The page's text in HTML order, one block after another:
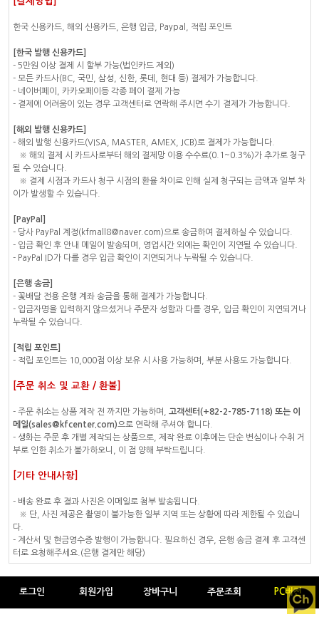
한국 신용카드, 해외 신용카드, 은행 입금, Paypal, 적립 포인트
[한국 발행 신용카드]
- 5만원 이상 결제 시 할부 가능(법인카드 제외)
- 모든 카드사(BC, 국민, 삼성, 신한, 롯데, 현대 등) 결제가 가능합니다.
- 네이버페이, 카카오페이등 각종 페이 결제 가능
- 결제에 어려움이 있는 경우 고객센터로 연락해 주시면 수기 결제가 가능합니다.
[해외 발행 신용카드]
- 해외 발행 신용카드(VISA, MASTER, AMEX, JCB)로 결제가 가능합니다.
※ 해외 결제 시 카드사로부터 해외 결제망 이용 수수료(0.1~0.3%)가 추가로 청구
될 수 있습니다.
※ 결제 시점과 카드사 청구 시점의 환율 차이로 인해 실제 청구되는 금액과 일부 차
이가 발생할 수 있습니다.
[PayPal]
- 당사 PayPal 계정(kfmall8@naver.com)으로 송금하여 결제하실 수 있습니다.
- 입금 확인 후 안내 메일이 발송되며, 영업시간 외에는 확인이 지연될 수 있습니다.
- PayPal ID가 다를 경우 입금 확인이 지연되거나 누락될 수 있습니다.
[은행 송금]
- 꽃배달 전용 은행 계좌 송금을 통해 결제가 가능합니다.
- 입금자명을 입력하지 않으셨거나 주문자 성함과 다를 경우, 입금 확인이 지연되거나
누락될 수 있습니다.
[적립 포인트]
- 적립 포인트는 10,000점 이상 보유 시 사용 가능하며, 부분 사용도 가능합니다.
[주문 취소 및 교환 / 환불]
- 주문 취소는 상품 제작 전 까지만 가능하며, 고객센터(+82-2-785-7118) 또는 이
메일(sales@kfcenter.com)으로 연락해 주셔야 합니다.
- 생화는 주문 후 개별 제작되는 상품으로, 제작 완료 이후에는 단순 변심이나 수취 거
부로 인한 취소가 불가하오니, 이 점 양해 부탁드립니다.
[기타 안내사항]
- 배송 완료 후 결과 사진은 이메일로 첨부 발송됩니다.
※ 단, 사진 제공은 촬영이 불가능한 일부 지역 또는 상황에 따라 제한될 수 있습니
다.
- 계산서 및 현금영수증 발행이 가능합니다. 필요하신 경우, 은행 송금 결제 후 고객센
터로 요청해주세요.(은행 결제만 해당)
로그인 회원가입 장바구니 주문조회 PC버전